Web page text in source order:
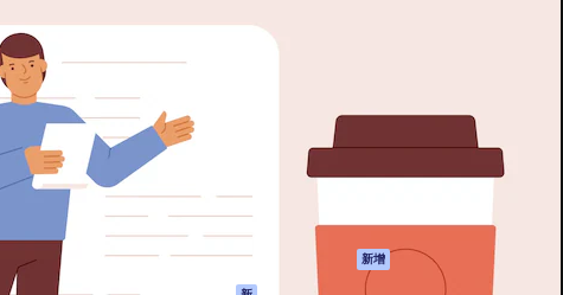
。擁有超過
業、代理商
Spaces
AI助手
AI圖像生成器
AI視頻生成器
AI語音生成器
圖庫內容
Academy
文件
客服
隱私政策
原創作品
新增
Cookie 政策
定價
關於我們
評論
搜索趨勢
博客
聚會活動